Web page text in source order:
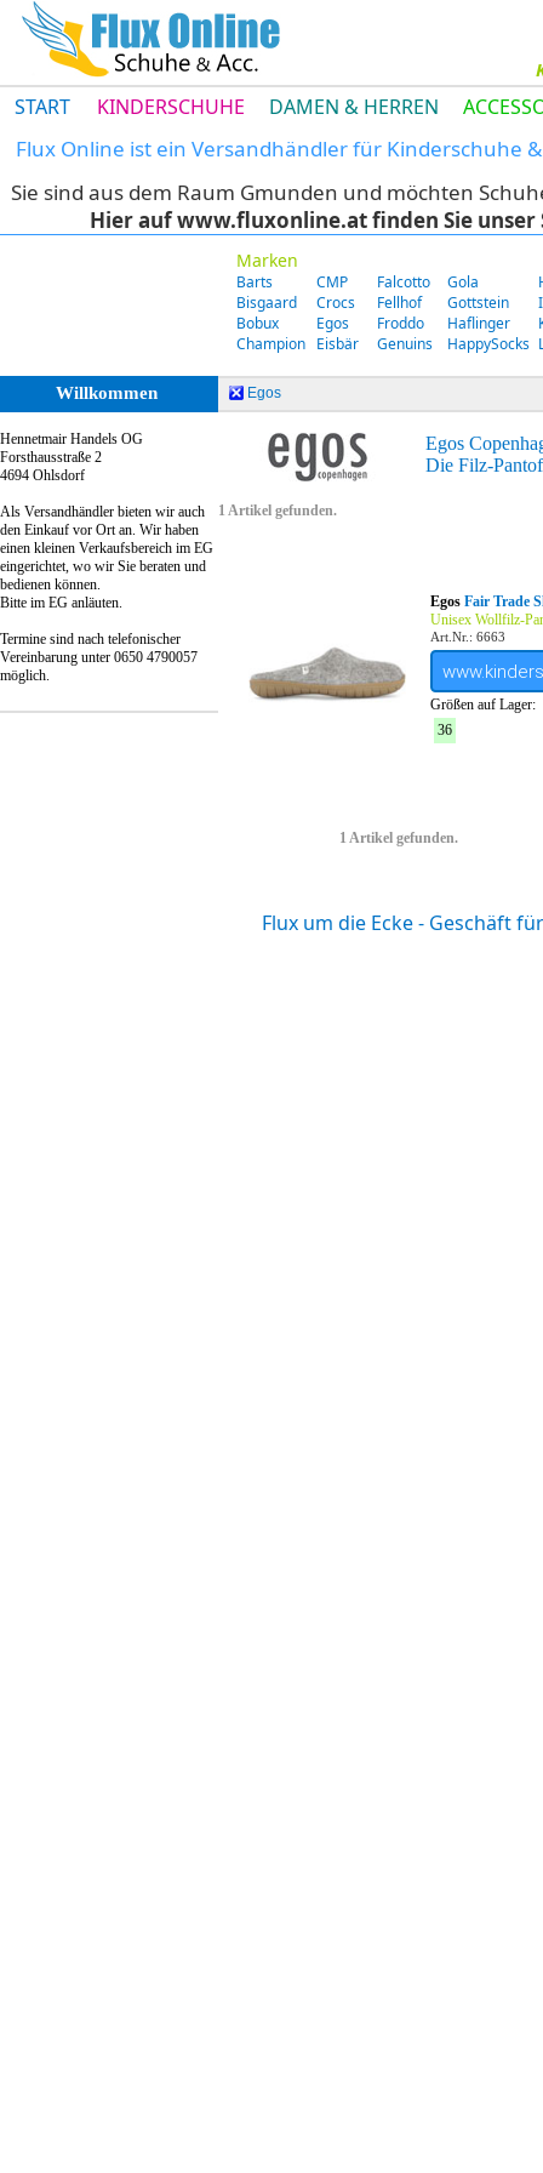
START KINDERSCHUHE DAMEN & HERREN
Flux Online ist ein Versandhändler für Kinderschuhe
Sie sind aus dem Raum Gmunden und möchten
Hier auf www.fluxonline.at finden Sie
Marken
Barts
Bisgaard
Bobux
Champion
CMP
Crocs
Egos
Eisbär
Falcotto
Fellhof
Froddo
Genuins
Gola
Gottstein
Haflinger
HappySocks
Willkommen
Hennetmair Handels OG
Forsthausstraße 2
4694 Ohlsdorf
Als Versandhändler bieten wir auch
den Einkauf vor Ort an. Wir haben
einen kleinen Verkaufsbereich im EG
eingerichtet, wo wir Sie beraten und
bedienen können.
Bitte im EG anläuten.
Termine sind nach telefonischer
Vereinbarung unter 0650 4790057
möglich.
Egos
Egos
Die Filz-
1 Artikel gefunden.
Egos Fair Trade
Unisex Wollfilz-
Art.Nr.: 6663
Größen auf Lager:
36
1 Artikel gefunden.
Flux um die Ecke - Geschäft